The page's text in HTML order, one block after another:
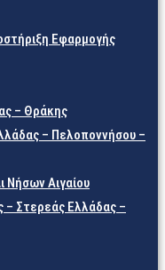
Εφαρμογής
– Θράκης
– Πελοποννήσου –
Νήσων Αιγαίου
– Στερεάς Ελλάδας –